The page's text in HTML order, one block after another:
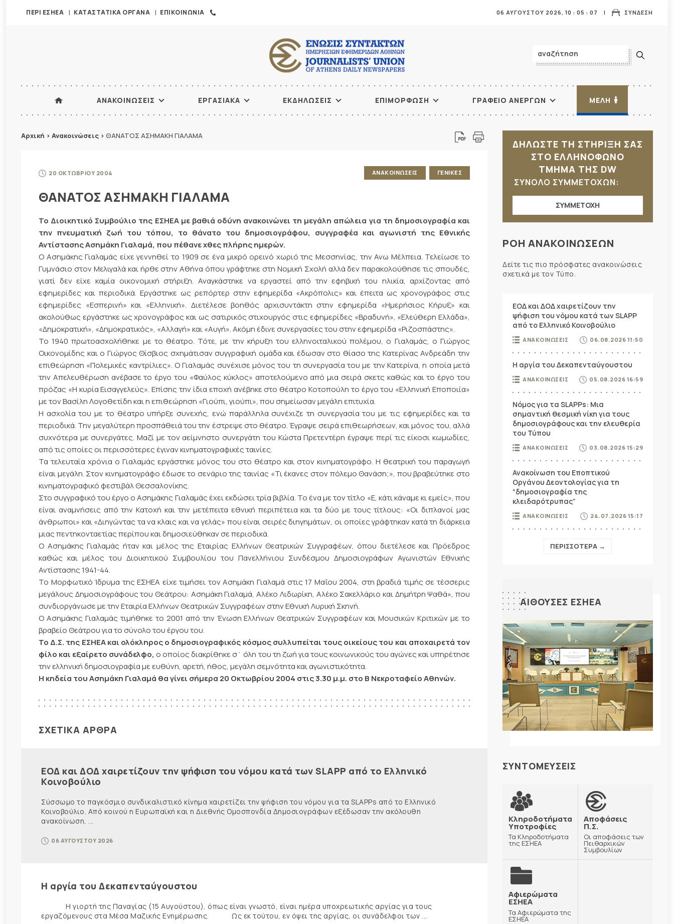
ΠΕΡΙ ΕΣΗΕΑ ΚΑΤΑΣΤΑΤΙΚΑ ΟΡΓΑΝΑ ΕΠΙΚΟΙΝΩΝΙΑ ΣΥΝΔΕΣΗ
06 ΑΥΓΟΥΣΤΟΥ 2026, 10 : 05 : 09
ΑΝΑΚΟΙΝΩΣΕΙΣ ΕΡΓΑΣΙΑΚΑ ΕΚΔΗΛΩΣΕΙΣ ΕΠΙΜΟΡΦΩΣΗ ΓΡΑΦΕΙΟ ΑΝΕΡΓΩΝ ΜΕΛΗ
Αρχική > Ανακοινώσεις > ΘΑΝΑΤΟΣ ΑΣΗΜΑΚΗ ΓΙΑΛΑΜΑ
20 ΟΚΤΩΒΡΙΟΥ 2004 ΑΝΑΚΟΙΝΩΣΕΙΣ ΓΕΝΙΚΕΣ
ΘΑΝΑΤΟΣ ΑΣΗΜΑΚΗ ΓΙΑΛΑΜΑ
Το Διοικητικό Συμβούλιο της ΕΣΗΕΑ με βαθιά οδύνη ανακοινώνει τη μεγάλη απώλεια για τη δημοσιογραφία και
την πνευματική ζωή του τόπου, το θάνατο του δημοσιογράφου, συγγραφέα και αγωνιστή της Εθνικής
Αντίστασης Ασημάκη Γιαλαμά, που πέθανε χθες πλήρης ημερών.
Ο Ασημάκης Γιαλαμάς είχε γεννηθεί το 1909 σε ένα μικρό ορεινό χωριό της Μεσσηνίας, την Ανω Μέλπεια. Τελείωσε το
Γυμνάσιο στον Μελιγαλά και ήρθε στην Αθήνα όπου γράφτηκε στη Νομική Σχολή αλλά δεν παρακολούθησε τις σπουδές,
γιατί δεν είχε καμία οικονομική στήριξη. Αναγκάστηκε να εργαστεί από την εφηβική του ηλικία, αρχίζοντας από
εφημερίδες και περιοδικά. Εργάστηκε ως ρεπόρτερ στην εφημερίδα «Ακρόπολις» και έπειτα ως χρονογράφος στις
εφημερίδες «Εσπερινή» και «Ελληνική». Διετέλεσε βοηθός αρχισυντάκτη στην εφημερίδα «Ημερήσιος Κήρυξ» και
ακολούθως εργάστηκε ως χρονογράφος και ως σατιρικός στιχουργός στις εφημερίδες «Βραδυνή», «Ελεύθερη Ελλάδα»,
«Δημοκρατική», «Δημοκρατικός», «Αλλαγή» και «Αυγή». Ακόμη έδινε συνεργασίες του στην εφημερίδα «Ριζοσπάστης».
Το 1940 πρωτοασχολήθηκε με το θέατρο. Τότε, με την κήρυξη του ελληνοιταλικού πολέμου, ο Γιαλαμάς, ο Γιώργος
Οικονομίδης και ο Γιώργος Θίσβιος σχημάτισαν συγγραφική ομάδα και έδωσαν στο θίασο της Κατερίνας Ανδρεάδη την
επιθεώρηση «Πολεμικές καντρίλιες». Ο Γιαλαμάς συνέχισε μόνος του τη συνεργασία του με την Κατερίνα, η οποία μετά
την Απελευθέρωση ανέβασε το έργο του «Φαύλος κύκλος» αποτελούμενο από μια σειρά σκετς καθώς και το έργο του
πρόζας «Η κυρία Εισαγγελεύς». Επίσης την ίδια εποχή ανέβηκε στο θέατρο Κοτοπούλη το έργο του «Ελληνική Εποποιία»
με τον Βασίλη Λογοθετίδη και η επιθεώρηση «Γιούπι, γιούπι», που σημείωσαν μεγάλη επιτυχία.
Η ασχολία του με το θέατρο υπήρξε συνεχής, ενώ παράλληλα συνέχιζε τη συνεργασία του με τις εφημερίδες και τα
περιοδικά. Την μεγαλύτερη προσπάθειά του την έστρεψε στο θέατρο. Έγραψε σειρά επιθεωρήσεων, και μόνος του, αλλά
συχνότερα με συνεργάτες. Μαζί με τον αείμνηστο συνεργάτη του Κώστα Πρετεντέρη έγραψε περί τις είκοσι κωμωδίες,
από τις οποίες οι περισσότερες έγιναν κινηματογραφικές ταινίες.
Τα τελευταία χρόνια ο Γιαλαμάς εργάστηκε μόνος του στο θέατρο και στον κινηματογράφο. Η θεατρική του παραγωγή
είναι μεγάλη. Στον κινηματογράφο έδωσε το σενάριο της ταινίας «Τι έκανες στον πόλεμο Θανάση;», που βραβεύτηκε στο
κινηματογραφικό φεστιβάλ Θεσσαλονίκης.
Στο συγγραφικό του έργο ο Ασημάκης Γιαλαμάς έχει εκδώσει τρία βιβλία. Το ένα με τον τίτλο «Ε, κάτι κάναμε κι εμείς», που
είναι αναμνήσεις από την Κατοχή και την μετέπειτα εθνική περιπέτεια και τα δύο με τους τίτλους: «Οι διπλανοί μας
άνθρωποι» και «Διηγώντας τα να κλαις και να γελάς» που είναι σειρές διηγημάτων, οι οποίες γράφτηκαν κατά τη διάρκεια
μιας πεντηκονταετίας περίπου και δημοσιεύθηκαν σε περιοδικά.
Ο Ασημάκης Γιαλαμάς ήταν και μέλος της Εταιρίας Ελλήνων Θεατρικών Συγγραφέων, όπου διετέλεσε και Πρόεδρος
καθώς και μέλος του Διοικητικού Συμβουλίου του Πανελλήνιου Συνδέσμου Δημοσιογράφων Αγωνιστών Εθνικής
Αντίστασης 1941-44.
Το Μορφωτικό Ίδρυμα της ΕΣΗΕΑ είχε τιμήσει τον Ασημάκη Γιαλαμά στις 17 Μαΐου 2004, στη βραδιά τιμής σε τέσσερις
μεγάλους Δημοσιογράφους του Θεάτρου: Ασημάκη Γιαλαμά, Αλέκο Λιδωρίκη, Αλέκο Σακελλάριο και Δημήτρη Ψαθά», που
συνδιοργάνωσε με την Εταιρία Ελλήνων Θεατρικών Συγγραφέων στην Εθνική Λυρική Σκηνή.
Ο Ασημάκης Γιαλαμάς τιμήθηκε το 2001 από την Ένωση Ελλήνων Θεατρικών Συγγραφέων και Μουσικών Κριτικών με το
βραβείο Θεάτρου για το σύνολο του έργου του.
Το Δ.Σ. της ΕΣΗΕΑ και ολόκληρος ο δημοσιογραφικός κόσμος συλλυπείται τους οικείους του και αποχαιρετά τον
φίλο και εξαίρετο συνάδελφο, ο οποίος διακρίθηκε σ΄ όλη του τη ζωή για τους κοινωνικούς του αγώνες και υπηρέτησε
την ελληνική δημοσιογραφία με ευθύνη, αρετή, ήθος, μεγάλη σεμνότητα και αγωνιστικότητα.
Η κηδεία του Ασημάκη Γιαλαμά θα γίνει σήμερα 20 Οκτωβρίου 2004 στις 3.30 μ.μ. στο Β Νεκροταφείο Αθηνών.
ΣΧΕΤΙΚΑ ΑΡΘΡΑ
ΕΟΔ και ΔΟΔ χαιρετίζουν την ψήφιση του νόμου κατά των SLAPP από το Ελληνικό
Κοινοβούλιο
Σύσσωμο το παγκόσμιο συνδικαλιστικό κίνημα χαιρετίζει την ψήφιση του νόμου για τα SLAPPs από το Ελληνικό
Κοινοβούλιο. Από κοινού η Ευρωπαϊκή και η Διεθνής Ομοσπονδία Δημοσιογράφων εξέδωσαν την ακόλουθη
ανακοίνωση, ...
06 ΑΥΓΟΥΣΤΟΥ 2026
Η αργία του Δεκαπενταύγουστου
Η γιορτή της Παναγίας (15 Αυγούστου), όπως είναι γνωστό, είναι ημέρα υποχρεωτικής αργίας για τους
εργαζόμενους στα Μέσα Μαζικής Ενημέρωσης. Ως εκ τούτου, εν όψει της αργίας, οι συνάδελφοι των ...
ΔΗΛΩΣΤΕ ΤΗ ΣΤΗΡΙΞΗ ΣΑΣ
ΣΤΟ ΕΛΛΗΝΟΦΩΝΟ
ΤΜΗΜΑ ΤΗΣ DW
ΣΥΝΟΛΟ ΣΥΜΜΕΤΟΧΩΝ:
ΣΥΜΜΕΤΟΧΗ
ΡΟΗ ΑΝΑΚΟΙΝΩΣΕΩΝ
Δείτε τις πιο πρόσφατες ανακοινώσεις
σχετικά με τον Τύπο.
ΕΟΔ και ΔΟΔ χαιρετίζουν την
ψήφιση του νόμου κατά των SLAPP
από το Ελληνικό Κοινοβούλιο
ΑΝΑΚΟΙΝΩΣΕΙΣ 06.08.2026 11:50
Η αργία του Δεκαπενταύγουστου
ΑΝΑΚΟΙΝΩΣΕΙΣ 05.08.2026 16:59
Νόμος για τα SLAPPs: Μια
σημαντική θεσμική νίκη για τους
δημοσιογράφους και την ελευθερία
του Τύπου
ΑΝΑΚΟΙΝΩΣΕΙΣ 03.08.2026 15:29
Ανακοίνωση του Εποπτικού
Οργάνου Δεοντολογίας για τη
“δημοσιογραφία της
κλειδαρότρυπας”
ΑΝΑΚΟΙΝΩΣΕΙΣ 24.07.2026 15:17
ΠΕΡΙΣΣΟΤΕΡΑ →
ΑΙΘΟΥΣΕΣ ΕΣΗΕΑ
ΣΥΝΤΟΜΕΥΣΕΙΣ
Κληροδοτήματα
Υποτροφίες
Τα Κληροδοτήματα
της ΕΣΗΕΑ
Αποφάσεις
Π.Σ.
Οι αποφάσεις των
Πειθαρχικών
Συμβουλίων
Αφιερώματα
ΕΣΗΕΑ
Τα Αφιερώματα της
ΕΣΗΕΑ